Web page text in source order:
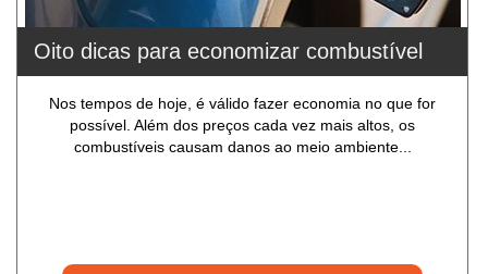
Oito dicas para economizar combustível
Nos tempos de hoje, é válido fazer economia no que for
possível. Além dos preços cada vez mais altos, os
combustíveis causam danos ao meio ambiente...